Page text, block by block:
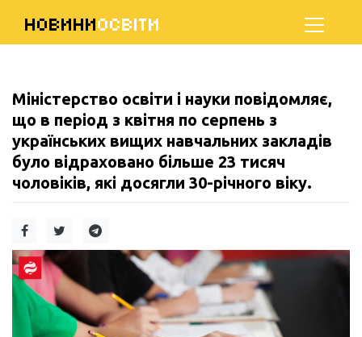
НОВИНИОСВІТИ
Міністерство освіти і науки повідомляє,
що в період з квітня по серпень з
українських вищих навчальних закладів
було відраховано більше 23 тисяч
чоловіків, які досягли 30-річного віку.